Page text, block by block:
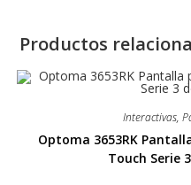
Productos
Interactivas,
Optoma 3653RK
Touch Serie